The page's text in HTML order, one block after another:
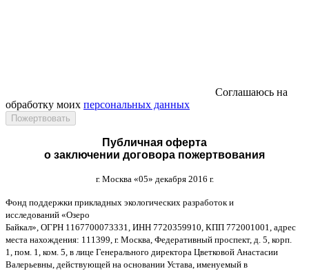
Соглашаюсь на
обработку моих персональных данных
Публичная оферта
о заключении договора пожертвования
г. Москва «05» декабря 2016 г.
Фонд поддержки прикладных экологических разработок и
исследований «Озеро
Байкал», ОГРН 1167700073331, ИНН 7720359910, КПП 772001001, адрес
места нахождения: 111399, г. Москва, Федеративный проспект, д. 5, корп.
1, пом. 1, ком. 5, в лице Генерального директора Цветковой Анастасии
Валерьевны, действующей на основании Устава, именуемый в